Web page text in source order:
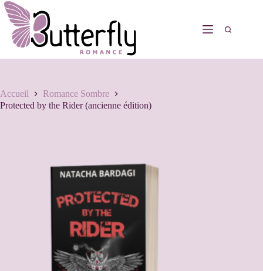
Accueil
Romance Sombre
Protected by the Rider (ancienne édition)